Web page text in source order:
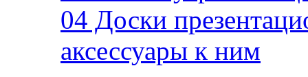
04 Доски
аксессуары к ним